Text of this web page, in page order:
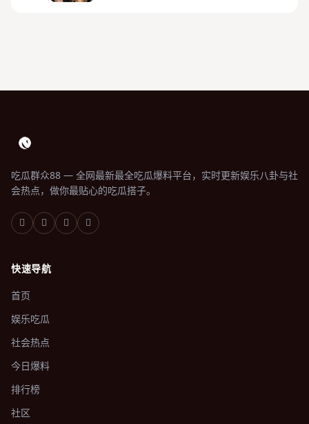
吃瓜群众88 — 全网最新最全吃瓜爆料平台，实时更新娱乐八卦与社
会热点，做你最贴心的吃瓜搭子。
快速导航
首页
娱乐吃瓜
社会热点
今日爆料
排行榜
社区